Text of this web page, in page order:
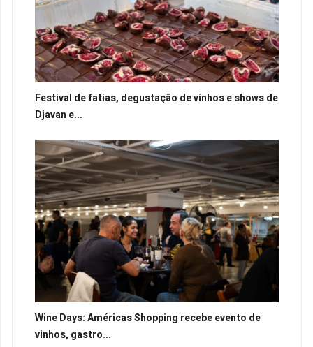
Festival de fatias, degustação de vinhos e shows de
Djavan e...
Wine Days: Américas Shopping recebe evento de
vinhos, gastro...